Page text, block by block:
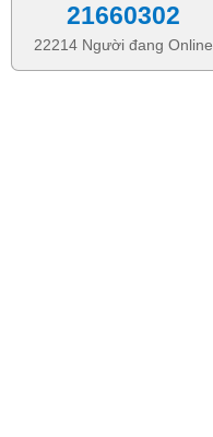
21660302
22214 Người đang Online